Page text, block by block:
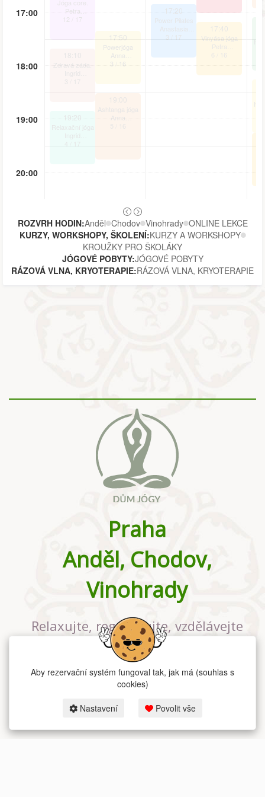
17:00
18:00
19:00
20:00
Jóga core.
Petra
Zázvorková
12 17
Zdravá záda.
19:20
17:50
Powerjóga
Anna
Dolečková
3 16
19:00
Ashtanga jóga
Anna
Dolečková
5
17:20
Power Pilates
Anastasia
Grigorova
3 17
17:40
Vinyása jóga
Petra
ROZVRH HODIN:Anděl Chodov Vinohrady ONLINE LEKCE
KURZY, WORKSHOPY, ŠKOLENÍ:KURZY A WORKSHOPY
KROUŽKY PRO ŠKOLÁKY
JÓGOVÉ POBYTY:JÓGOVÉ POBYTY
RÁZOVÁ VLNA, KRYOTERAPIE:RÁZOVÁ VLNA, KRYOTERAPIE
Praha
Anděl, Chodov,
Vinohrady
Relaxujte, regenerujte, vzdělávejte
se v největším jógovém studiu v
Praze
Aby rezervační systém fungoval tak, jak má (souhlas s
cookies)
Nastavení Povolit vše